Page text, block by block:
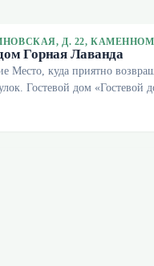
Д. 22,
Горная Лаванда
Место, куда приятно
Гостевой дом «Гостевой
в Каменномостском.